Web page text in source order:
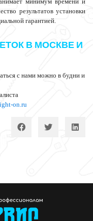
результатов установки
гарантией.
В МОСКВЕ И
с нами можно в будни и
on.ru